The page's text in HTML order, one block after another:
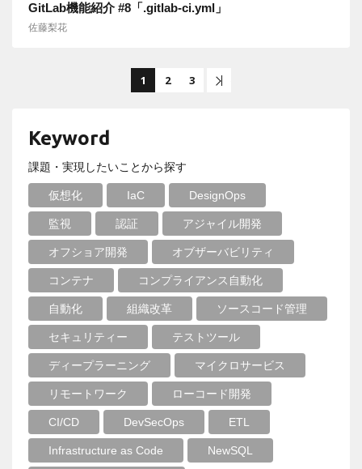
GitLab機能紹介 #8「.gitlab-ci.yml」
佐藤梨花
1 2 3
Keyword
課題・実現したいことから探す
仮想化 IaC DesignOps
監視 認証 アジャイル開発
オフショア開発 オブザーバビリティ
コンテナ コンプライアンス自動化
自動化 組織改革 ソースコード管理
セキュリティー テストツール
ディープラーニング マイクロサービス
リモートワーク ローコード開発
CI/CD DevSecOps ETL
Infrastructure as Code NewSQL